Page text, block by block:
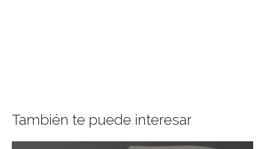
También te puede interesar